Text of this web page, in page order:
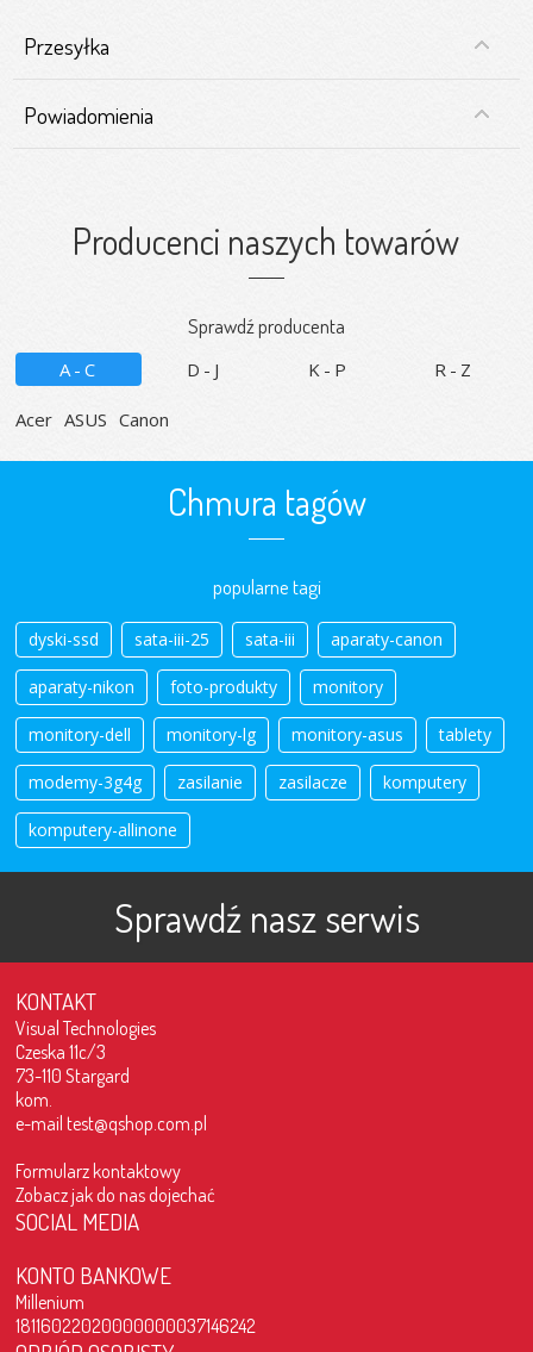
Przesyłka
Powiadomienia
Producenci naszych towarów
Sprawdź producenta
A-C D-J K-P R-Z
Acer ASUS Canon
Chmura tagów
popularne tagi
dyski-ssd sata-iii-25 sata-iii aparaty-canon
aparaty-nikon foto-produkty monitory
monitory-dell monitory-lg monitory-asus tablety
modemy-3g4g zasilanie zasilacze komputery
komputery-allinone
Sprawdź nasz serwis
KONTAKT
Visual Technologies
Czeska 11c/3
73-110 Stargard
kom.
e-mailtest@qshop.com.pl
Formularz kontaktowy
Zobacz jak do nas dojechać
SOCIAL MEDIA
KONTO BANKOWE
Millenium
18116022020000000037146242